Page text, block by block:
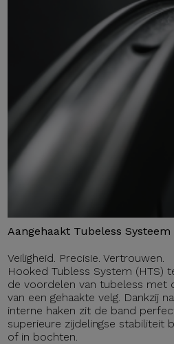
Aangehaakt Tubeless Systeem
Veiligheid. Precisie. Vertrouwen.
Hooked Tubless System (HTS)
de voordelen van tubeless met
van een gehaakte velg. Dankzij
interne haken zit de band
superieure zijdelingse stabiliteit
of in bochten.